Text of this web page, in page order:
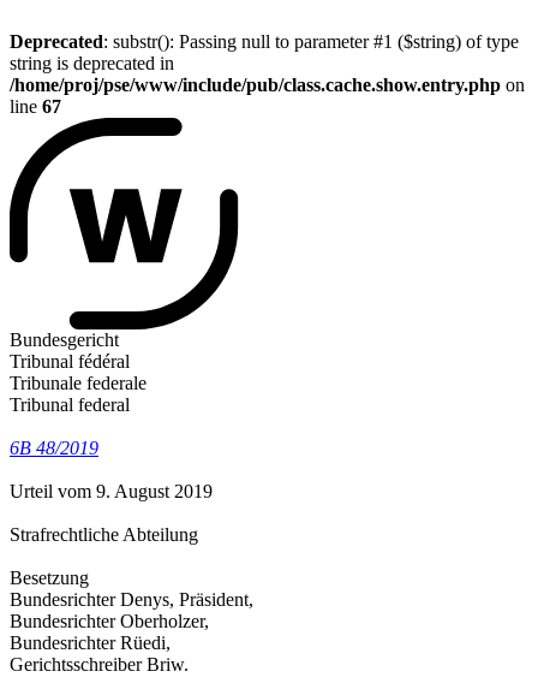
Deprecated: substr(): Passing null to parameter #1 ($string) of type
string is deprecated in
/home/proj/pse/www/include/pub/class.cache.show.entry.php on
line 67
Bundesgericht
Tribunal fédéral
Tribunale federale
Tribunal federal
6B 48/2019
Urteil vom 9. August 2019
Strafrechtliche Abteilung
Besetzung
Bundesrichter Denys, Präsident,
Bundesrichter Oberholzer,
Bundesrichter Rüedi,
Gerichtsschreiber Briw.